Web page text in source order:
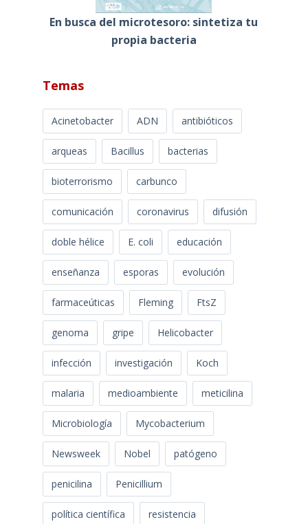
En busca del microtesoro: sintetiza tu
propia bacteria
Temas
Acinetobacter ADN antibióticos
arqueas Bacillus bacterias
bioterrorismo carbunco
comunicación coronavirus difusión
doble hélice E. coli educación
enseñanza esporas evolución
farmaceúticas Fleming FtsZ
genoma gripe Helicobacter
infección investigación Koch
malaria medioambiente meticilina
Microbiología Mycobacterium
Newsweek Nobel patógeno
penicilina Penicillium
política científica resistencia